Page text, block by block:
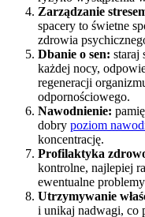
Zarządzanie
spacery to świetne
zdrowia
Dbanie o sen: staraj
każdej nocy,
regeneracji
odpornościowego.
Nawodnienie:
dobry poziom
koncentrację.
Profilaktyka
kontrolne, najlepiej
ewentualne
Utrzymywanie
i unikaj nadwagi, co